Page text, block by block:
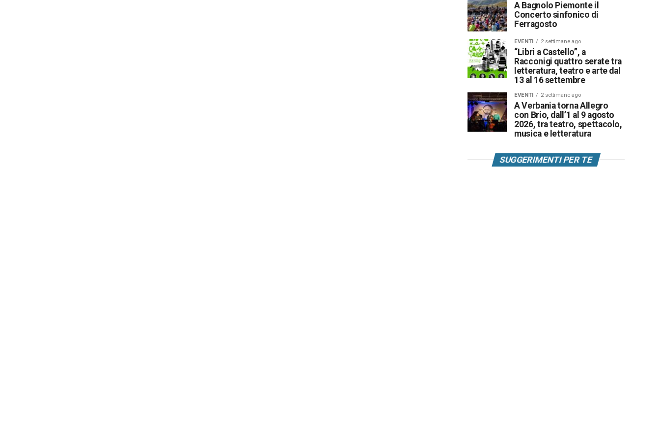
A Bagnolo Piemonte il
Concerto sinfonico di
Ferragosto
EVENTI 2 settimane ago
“Libri a Castello”, a
Racconigi quattro serate tra
letteratura, teatro e arte dal
13 al 16 settembre
EVENTI 2 settimane ago
A Verbania torna Allegro
con Brio, dall’1 al 9 agosto
2026, tra teatro, spettacolo,
musica e letteratura
SUGGERIMENTI PER TE